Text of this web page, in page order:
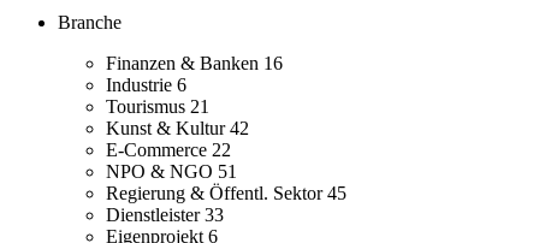
Branche
Finanzen & Banken 16
Industrie 6
Tourismus 21
Kunst & Kultur42
E-Commerce 22
NPO & NGO 51
Regierung & Öffentl. Sektor45
Dienstleister33
Eigenprojekt 6